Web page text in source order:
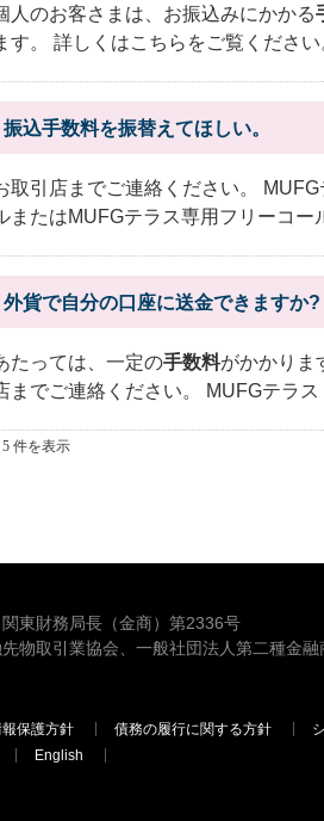
人のお客さまは、お振込みにかかる
す。 詳しくはこちらをご覧ください
振込手数料を振替えてほしい。
取引店までご連絡ください。
またはMUFGテラス専用フリーコー
外貨で自分の口座に送金できますか?
たっては、一定の手数料がかかりま
までご連絡ください。 MUFGテラ
件を表示
東財務局長（金商）第2336号
物取引業協会、一般社団法人第二種金
保護方針 債務の履行に関する方針
English